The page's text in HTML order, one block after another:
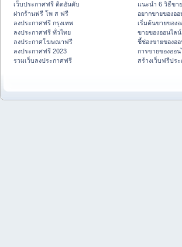
เว็บประกาศฟรี ติดอันดับ
ฝากร้านฟรี โพ ส ฟรี
ลงประกาศฟรี กรุงเทพ
ลงประกาศฟรี ทั่วไทย
ลงประกาศโฆษณาฟรี
ลงประกาศฟรี 2023
รวมเว็บลงประกาศฟรี
แนะนำ 6 วิธีขา
อยากขายของอ
เริ่มต้นขายของ
ขายของออนไลน์
ชี้ช่องขายของอ
การขายของออ
สร้างเว็บฟรีปร